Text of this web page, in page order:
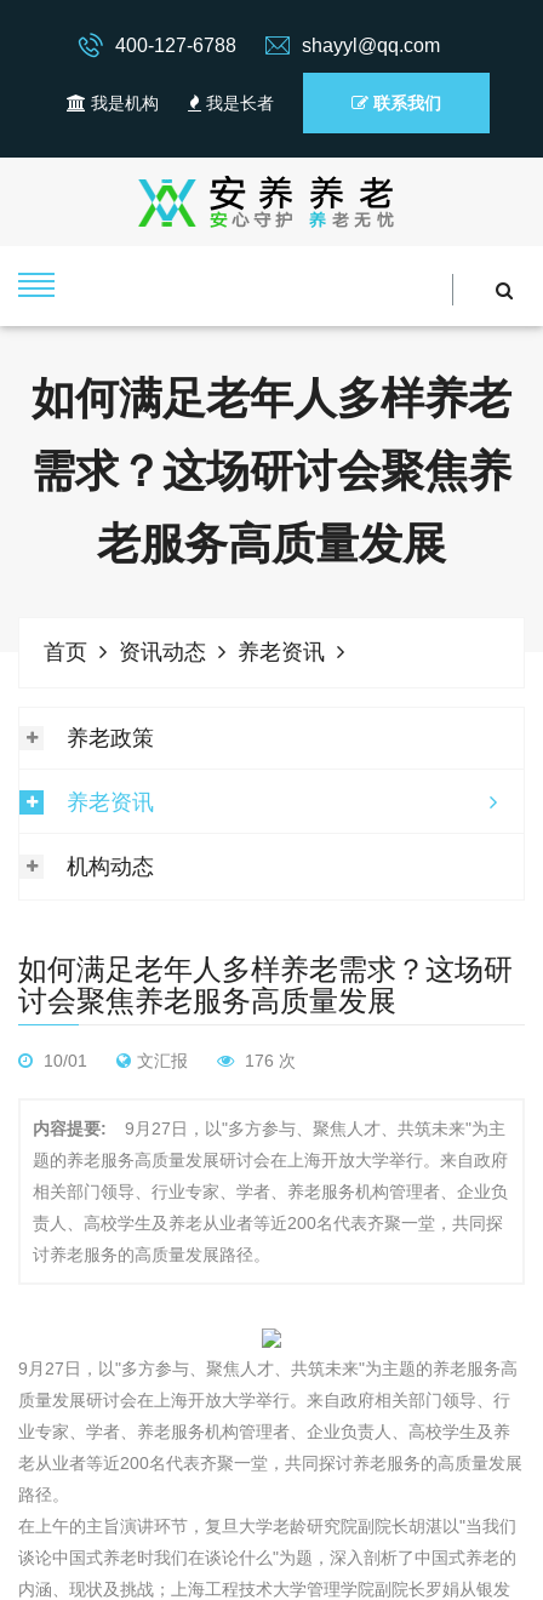
400-127-6788 shayyl@qq.com
我是机构 我是长者 联系我们
如何满足老年人多样养老
需求？这场研讨会聚焦养
老服务高质量发展
首页 资讯动态 养老资讯
养老政策
养老资讯
机构动态
如何满足老年人多样养老需求？这场研
讨会聚焦养老服务高质量发展
10/01 文汇报 176 次
内容提要:
9月27日，以"多方参与、聚焦人才、共筑未来"为主
题的养老服务高质量发展研讨会在上海开放大学举行。来自政府
相关部门领导、行业专家、学者、养老服务机构管理者、企业负
责人、高校学生及养老从业者等近200名代表齐聚一堂，共同探
讨养老服务的高质量发展路径。
9月27日，以"多方参与、聚焦人才、共筑未来"为主题的养老服务高
质量发展研讨会在上海开放大学举行。来自政府相关部门领导、行
业专家、学者、养老服务机构管理者、企业负责人、高校学生及养
老从业者等近200名代表齐聚一堂，共同探讨养老服务的高质量发展
路径。
在上午的主旨演讲环节，复旦大学老龄研究院副院长胡湛以"当我们
谈论中国式养老时我们在谈论什么"为题，深入剖析了中国式养老的
内涵、现状及挑战；上海工程技术大学管理学院副院长罗娟从银发